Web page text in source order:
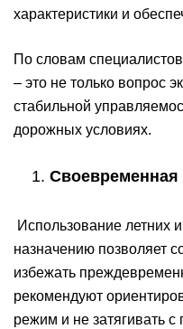
характеристики и
По словам
– это не только вопрос
стабильной
дорожных условиях.
Своевременная
Использование летних
назначению позволяет
избежать
рекомендуют
режим и не затягивать с